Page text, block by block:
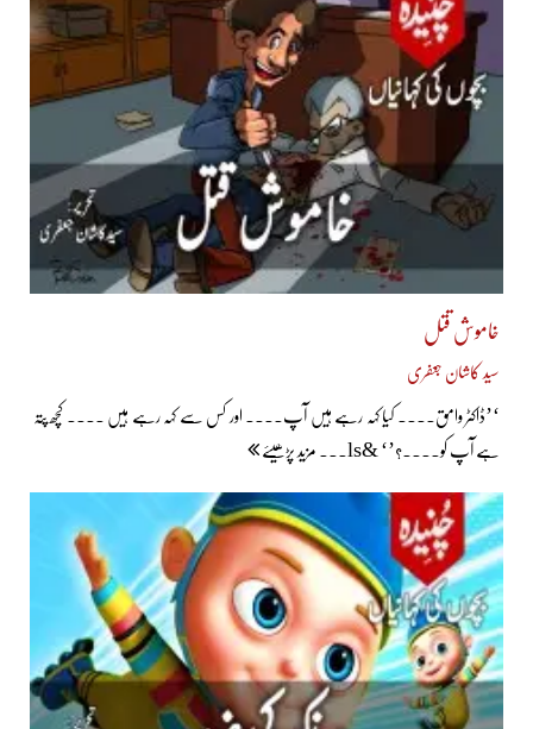
خاموش قتل
سید کاشان جعفری
‘’ڈاکٹر وامق.... کیا کہہ رہے ہیں آپ.... اور کس سے کہہ رہے ہیں .... کچھ پتہ
ہے آپ کو....؟’‘ &ls... مزید پڑھیئے